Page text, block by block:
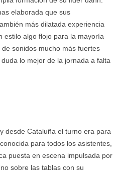
elaborada que sus
más dilatada experiencia
algo flojo para la mayoría
sonidos mucho más fuertes
lo mejor de la jornada a falta
desde Cataluña el turno era para
para todos los asistentes,
puesta en escena impulsada por
sobre las tablas con su